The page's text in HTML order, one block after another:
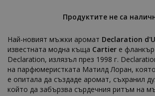
Продуктите не са
Най-новият мъжки аромат Declaration
известната модна къща Cartier е
Declaration, излязъл през 1998 г.
на парфюмеристката Матилд Лоран,
е опитала да създаде аромат, съхранил
който да забързва сърдечния ритъм на